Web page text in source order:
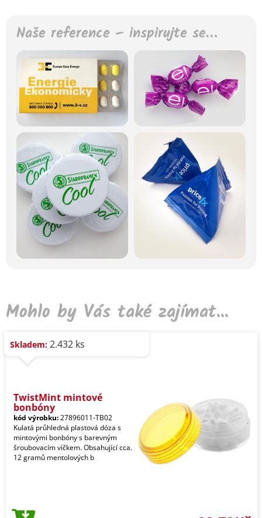
Naše reference – inspirujte se…
Mohlo by Vás také zajímat...
Skladem: 2.432 ks
TwistMint mintové
bonbóny
kód výrobku:27896011-TB02
Kulatá průhledná plastová dóza s
mintovými bonbóny s barevným
šroubovacím víčkem. Obsahující cca.
12 gramů mentolových b